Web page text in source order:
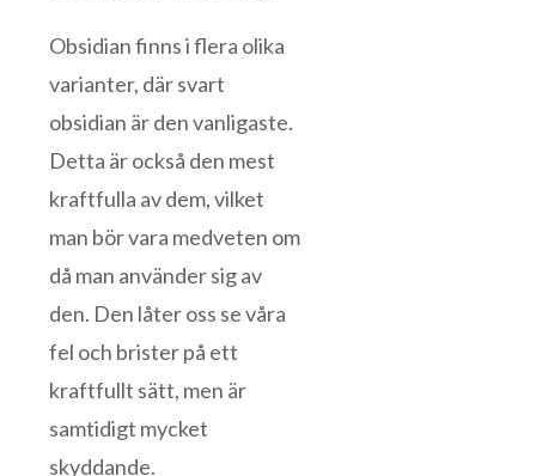
Obsidian finns i flera olika
varianter, där svart
obsidian är den vanligaste.
Detta är också den mest
kraftfulla av dem, vilket
man bör vara medveten om
då man använder sig av
den. Den låter oss se våra
fel och brister på ett
kraftfullt sätt, men är
samtidigt mycket
skyddande.